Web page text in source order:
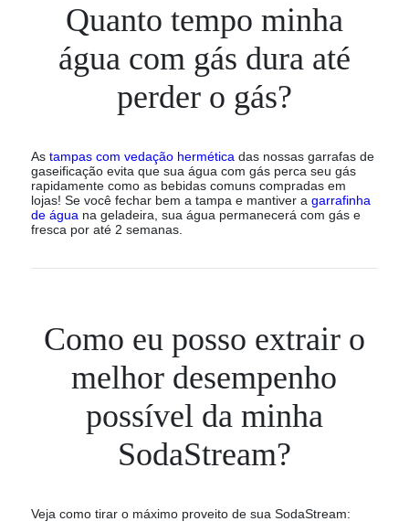
Quanto tempo minha
água com gás dura até
perder o gás?
As tampas com vedação hermética das nossas garrafas de
gaseificação evita que sua água com gás perca seu gás
rapidamente como as bebidas comuns compradas em
lojas! Se você fechar bem a tampa e mantiver a garrafinha
de água na geladeira, sua água permanecerá com gás e
fresca por até 2 semanas.
Como eu posso extrair o
melhor desempenho
possível da minha
SodaStream?
Veja como tirar o máximo proveito de sua SodaStream: